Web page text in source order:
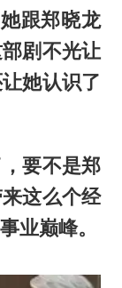
跟郑晓龙
剧不光让
她认识了
要不是郑
这么个经
业巅峰。